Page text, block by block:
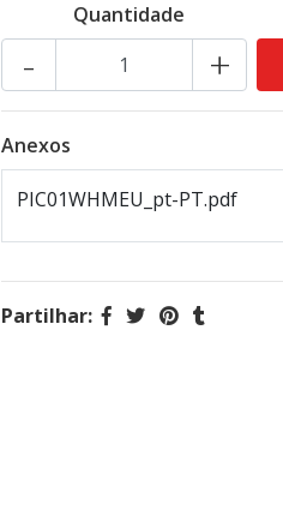
Quantidade
+
-
Anexos
PIC01WHMEU_pt-PT.pdf
Partilhar: